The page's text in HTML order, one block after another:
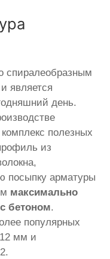
спиралеобразным
является
день.
полезных
из
посыпку арматуры
максимально
бетоном.
популярных
мм и